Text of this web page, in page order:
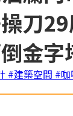
刀
金字
#建築空間 #